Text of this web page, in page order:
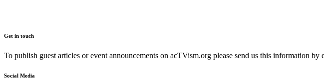
Get in touch
To publish guest articles or event announcements on acTVism.org please send us this information by
Social Media